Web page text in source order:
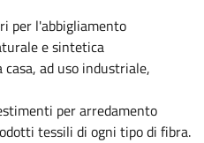
per l'abbigliamento
e sintetica
ad uso industriale,
per arredamento
tessili di ogni tipo di fibra.